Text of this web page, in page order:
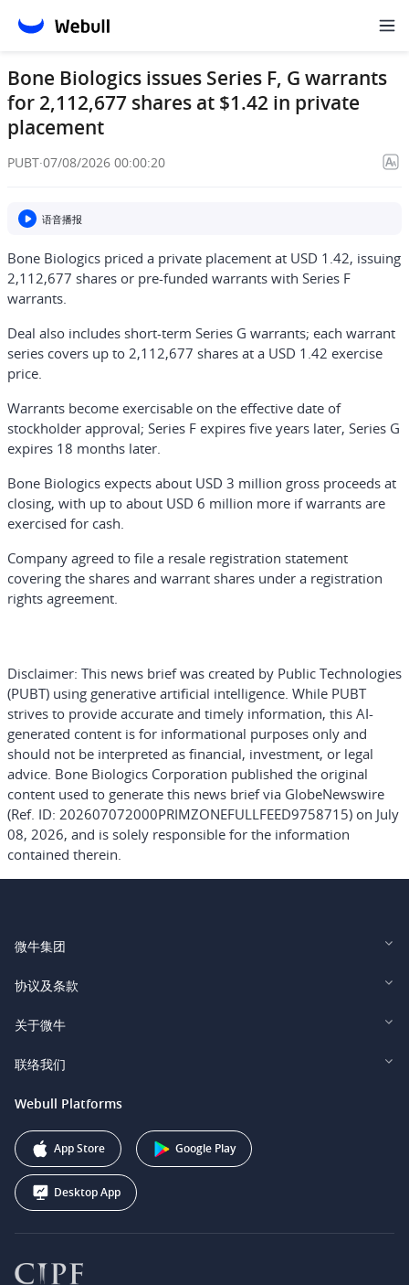
Bone Biologics issues Series F, G warrants
for 2,112,677 shares at $1.42 in private
placement
PUBT·07/08/2026 00:00:20
语音播报
Bone Biologics priced a private placement at USD 1.42, issuing
2,112,677 shares or pre-funded warrants with Series F
warrants.
Deal also includes short-term Series G warrants; each warrant
series covers up to 2,112,677 shares at a USD 1.42 exercise
price.
Warrants become exercisable on the effective date of
stockholder approval; Series F expires five years later, Series G
expires 18 months later.
Bone Biologics expects about USD 3 million gross proceeds at
closing, with up to about USD 6 million more if warrants are
exercised for cash.
Company agreed to file a resale registration statement
covering the shares and warrant shares under a registration
rights agreement.
Disclaimer: This news brief was created by Public Technologies
(PUBT) using generative artificial intelligence. While PUBT
strives to provide accurate and timely information, this AI-
generated content is for informational purposes only and
should not be interpreted as financial, investment, or legal
advice. Bone Biologics Corporation published the original
content used to generate this news brief via GlobeNewswire
(Ref. ID: 202607072000PRIMZONEFULLFEED9758715) on July
08, 2026, and is solely responsible for the information
contained therein.
微牛集团
Webull Financial LLC (US)
Webull Securities South Africa (Pty) Ltd.
Webull Securities (Australia) Pty. Ltd.
Webull Corporation
协议及条款
Legal and Disclosures
关于微牛
投资者关系
联络我们
support@webull.ca
+1 (888) 228-0958
Webull Platforms
App Store Google Play
Desktop App